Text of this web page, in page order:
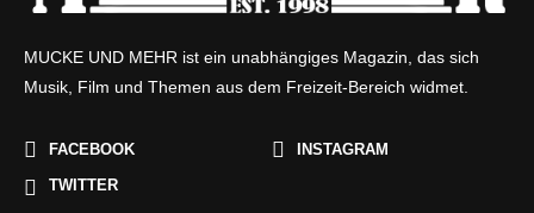
MUCKE UND MEHR ist ein unabhängiges Magazin, das sich
Musik, Film und Themen aus dem Freizeit-Bereich widmet.
FACEBOOK
INSTAGRAM
TWITTER